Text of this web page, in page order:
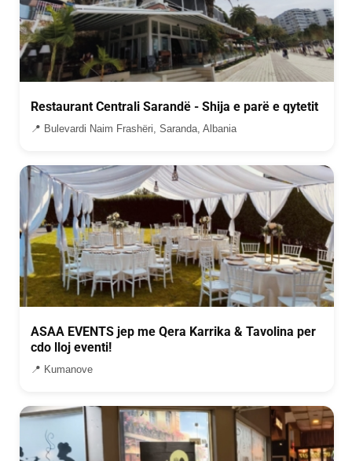
Restaurant Centrali Sarandë - Shija e parë e qytetit
📍 Bulevardi Naim Frashëri, Saranda, Albania
ASAA EVENTS jep me Qera Karrika & Tavolina per
cdo lloj eventi!
📍 Kumanove